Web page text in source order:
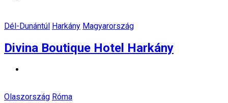
Dél-Dunántúl Harkány Magyarország
Divina Boutique Hotel Harkány
Olaszország Róma